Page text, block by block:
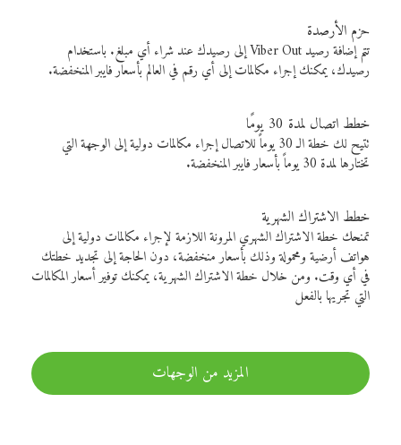
حزم الأرصدة
تتم إضافة رصيد Viber Out إلى رصيدك عند شراء أي مبلغ. باستخدام
رصيدك، يمكنك إجراء مكالمات إلى أي رقم في العالم بأسعار فايبر المنخفضة.
خطط اتصال لمدة 30 يومًا
تتيح لك خطة الـ 30 يوماً للاتصال إجراء مكالمات دولية إلى الوجهة التي
تختارها لمدة 30 يوماً بأسعار فايبر المنخفضة.
خطط الاشتراك الشهرية
تمنحك خطة الاشتراك الشهري المرونة اللازمة لإجراء مكالمات دولية إلى
هواتف أرضية ومحمولة وذلك بأسعار منخفضة، دون الحاجة إلى تجديد خطتك
في أي وقت. ومن خلال خطة الاشتراك الشهرية، يمكنك توفير أسعار المكالمات
التي تجريها بالفعل
المزيد من الوجهات